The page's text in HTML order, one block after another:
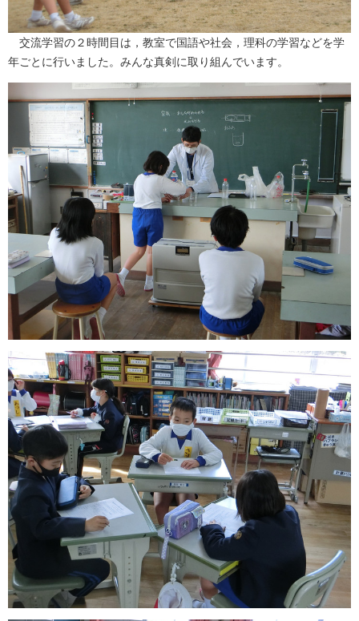
交流学習の２時間目は，教室で国語や社会，理科の学習などを学
年ごとに行いました。みんな真剣に取り組んでいます。